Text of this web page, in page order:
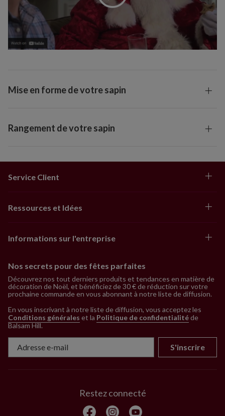
Mise en forme de votre sapin
Rangement de votre sapin
Service Client
Ressources et Idées
Informations sur l'entreprise
Nos secrets pour des fêtes parfaites
Découvrez nos tout derniers produits et tendances en matière de
décoration de Noël, et bénéficiez de 30 € de réduction sur votre
prochaine commande en vous abonnant à notre liste de diffusion.
En vous inscrivant à notre liste de diffusion, vous acceptez les
Conditions générales et la Politique de confidentialitéde
Balsam Hill.
S'inscrire
Restez connecté